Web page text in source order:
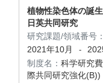
植物性染色体の誕
日英共同研究
研究課題/領域番号：
2021年10月
-
制度名： 科学研究
際共同研究強化(B))